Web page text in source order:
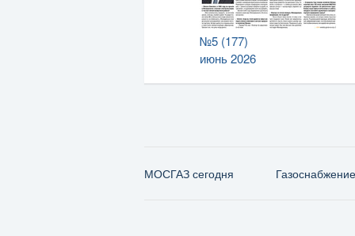
№5 (177)
июнь 2026
МОСГАЗ сегодня Газо­снабжение